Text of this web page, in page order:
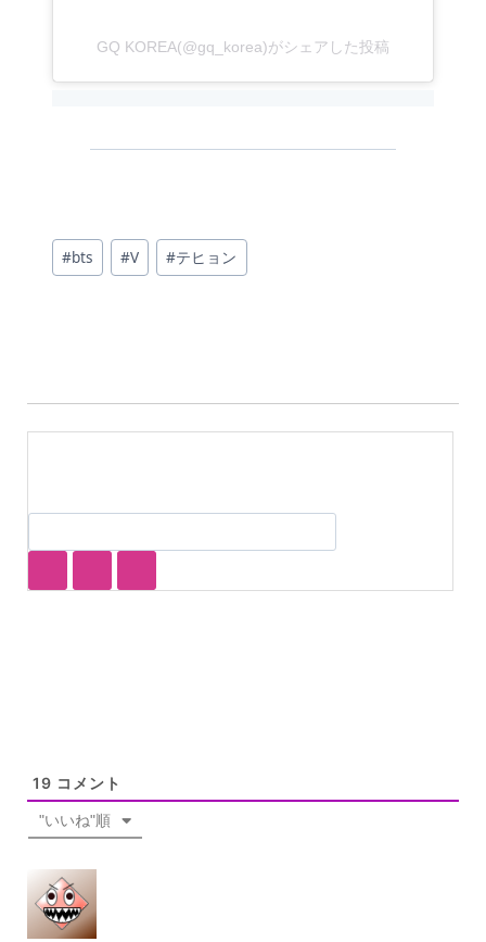
GQ KOREA(@gq_korea)がシェアした投稿
投
稿
#bts #V #テヒョン
19 コメント
"いいね"順